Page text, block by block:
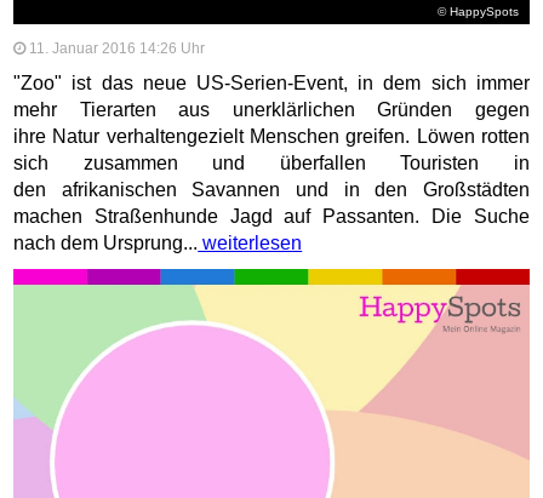
© HappySpots
11. Januar 2016 14:26 Uhr
"Zoo" ist das neue US-Serien-Event, in dem sich immer
mehr Tierarten aus unerklärlichen Gründen gegen
ihre Natur verhaltengezielt Menschen greifen. Löwen rotten
sich zusammen und überfallen Touristen in
den afrikanischen Savannen und in den Großstädten
machen Straßenhunde Jagd auf Passanten. Die Suche
nach dem Ursprung... weiterlesen